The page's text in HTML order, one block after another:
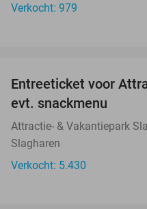
Verkocht: 979
Entreeticket voor
evt. snackmenu
Attractie- & Vakantiepark
Slagharen
Verkocht: 5.430